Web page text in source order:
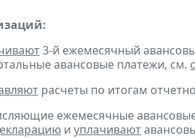
3-й ежемесячный
авансовые платежи, см.
расчеты по итогам
ежемесячные
и уплачивают